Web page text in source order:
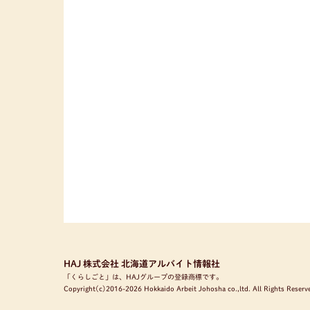
HAJ 株式会社 北海道アルバイト情報社
「くらしごと」は、HAJグループの登録商標です。
Copyright(c)2016-2026 Hokkaido Arbeit Johosha co.,ltd. All Rights